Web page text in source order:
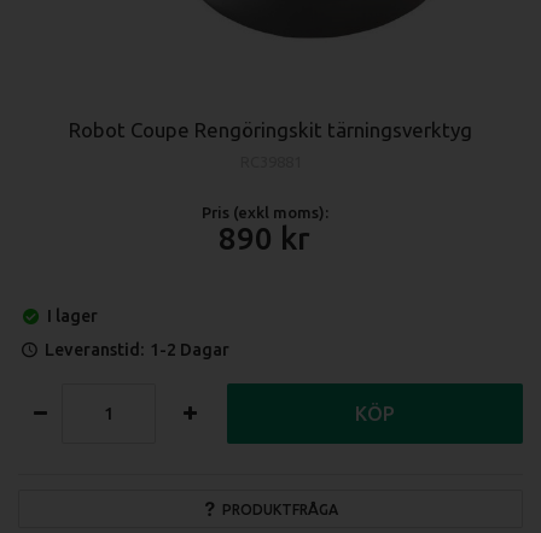
Robot Coupe Rengöringskit tärningsverktyg
Pris (exkl moms):
890
I lager
Leveranstid: 1-2 Dagar
PRODUKTFRÅGA
KÖP